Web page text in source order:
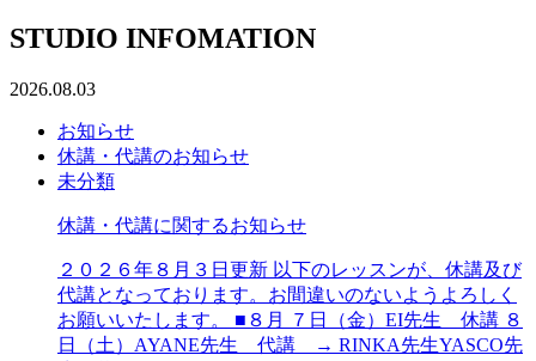
STUDIO INFOMATION
2026.08.03
お知らせ
休講・代講のお知らせ
未分類
休講・代講に関するお知らせ
２０２６年８月３日更新 以下のレッスンが、休講及び
代講となっております。お間違いのないようよろしく
お願いいたします。 ■８月 ７日（金）EI先生 休講 ８
日（土）AYANE先生 代講 → RINKA先生YASCO先